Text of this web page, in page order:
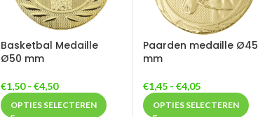
Basketbal Medaille
Ø50 mm
€1,50 - €4,50
OPTIES SELECTEREN
Paarden medaille Ø45
mm
€1,45 - €4,05
OPTIES SELECTEREN